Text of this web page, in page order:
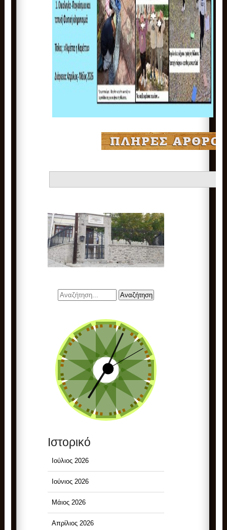
Ιστορικό
Ιούλιος 2026
Ιούνιος 2026
Μάιος 2026
Απρίλιος 2026